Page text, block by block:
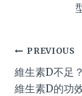
Post
PREVIOUS
維生素D不足
維生素D的功